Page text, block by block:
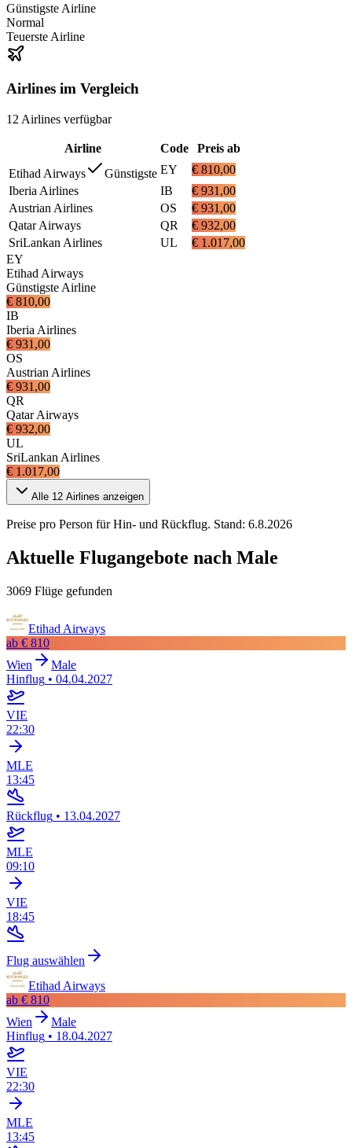
Günstigste Airline
Normal
Teuerste Airline
Airlines im Vergleich
12 Airlines verfügbar
Airline Code
Preis ab
Etihad Airways
Günstigste EY
€ 810,00
Iberia Airlines
IB
€ 931,00
Austrian Airlines
OS
€ 931,00
Qatar Airways
QR
€ 932,00
SriLankan Airlines
UL
€ 1.017,00
EY
Etihad Airways
Günstigste Airline
€ 810,00
IB
Iberia Airlines
€ 931,00
OS
Austrian Airlines
€ 931,00
QR
Qatar Airways
€ 932,00
UL
SriLankan Airlines
€ 1.017,00
Alle 12 Airlines anzeigen
Preise pro Person für Hin- und Rückflug. Stand: 6.8.2026
Aktuelle Flugangebote nach Male
3069 Flüge gefunden
Etihad Airways
ab € 810
Wien
Male
Hinflug • 04.04.2027
VIE
22:30
MLE
13:45
Rückflug • 13.04.2027
MLE
09:10
VIE
18:45
Flug auswählen
Etihad Airways
ab € 810
Wien
Male
Hinflug • 18.04.2027
VIE
22:30
MLE
13:45